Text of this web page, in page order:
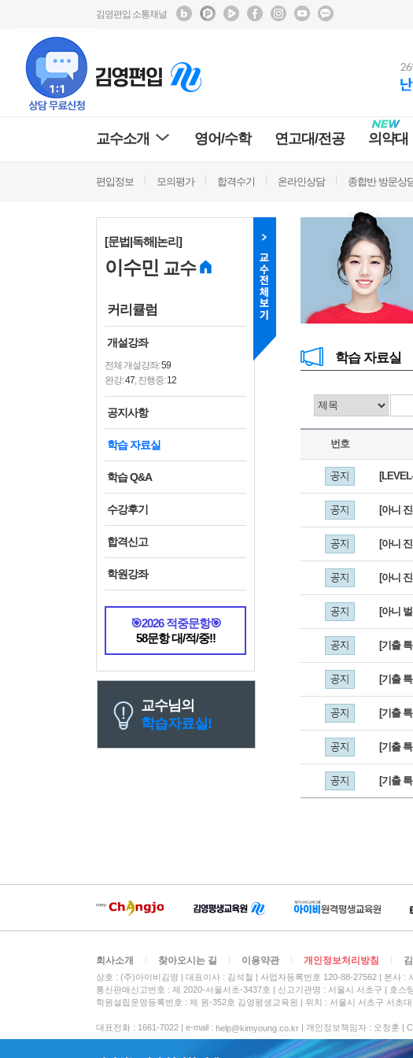
김영편입 소통채널
교수소개 영어/수학 연고대/전공 의약대
편입정보 모의평가 합격수기 온라인상담 종합반 방문상
[문법|독해|논리]
이수민 교수
커리큘럼
개설강좌
전체 개설강좌:59
완강:47, 진행중:12
공지사항
학습 자료실
학습 Q&A
수강후기
합격신고
학원강좌
🎯2026 적중문항🎯
58문항 대/적/중!!
교수님의
학습자료실!
학습 자료실
번호
[아니
[아니
[아니
[아니
[기출
[기출
[기출
[기출
[기출
회사소개 찾아오시는 길 이용약관 개인정보처리방침
상호 : (주)아이비김영 대표이사 : 김석철 사업자등록번호 120-88-27562
본사 :
통신판매신고번호 : 제 2020-서울서초-3437호
신고기관명 : 서울시 서초구
호스
학원설립운영등록번호 : 제 원-352호 김영평생교육원 | 위치 : 서울시 서초구 서초
대표전화 : 1661-7022 | e-mail : help@kimyoung.co.kr | 개인정보책임자 : 오창훈 |